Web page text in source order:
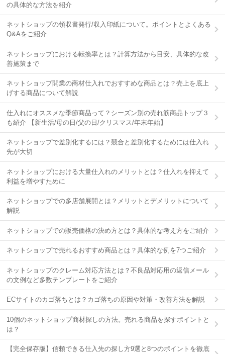
の具体的な方法を紹介
ネットショップの領収書発行/収入印紙について。ポイントとよくある
Q&Aをご紹介
ネットショップにおける転換率とは？計算方法から目安、具体的な改
善施策まで
ネットショップ開業の商材仕入れでおすすめな商品とは？売上を底上
げする商品について解説
仕入れにオススメな季節商品って？シーズン別の売れ筋商品トップ３
も紹介 【新生活/母の日/父の日/クリスマス/年末年始】
ネットショップで差別化するには？競合と差別化するためには仕入れ
先が大切
ネットショップにおける大量仕入れのメリットとは？仕入れを抑えて
利益を増やすために
ネットショップでの多店舗展開とは？メリットとデメリットについて
解説
ネットショップでの販売価格の決め方とは？具体的な考え方をご紹介
ネットショップで売れるおすすめ商品とは？具体的な例を7つご紹介
ネットショップのクレーム対応方法とは？不良品対応用の返信メール
の文例など多数テンプレートをご紹介
ECサイトのカゴ落ちとは？カゴ落ちの原因や対策・改善方法を解説
10個のネットショップ商材探しの方法。売れる商品を探すポイントと
は？
【完全保存版】信頼できる仕入先の探し方9選と8つのポイントを徹底